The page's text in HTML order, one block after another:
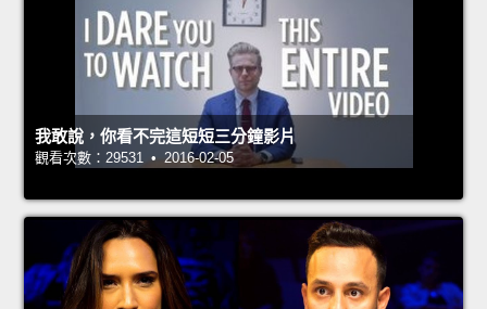
我敢說，你看不完這短短三分鐘影片
觀看次數：29531 • 2016-02-05